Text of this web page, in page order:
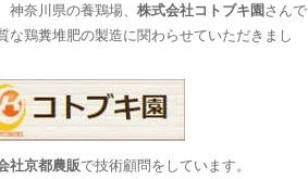
神奈川県の養鶏場、株式会社コトブキ園 さんで
な鶏糞堆肥の製造に関わらせていただきまし
社京都農販で技術顧問をしています。